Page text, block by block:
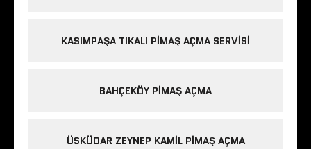
KASIMPAŞA TIKALI PIMAŞ AÇMA SERVISI
BAHÇEKÖY PIMAŞ AÇMA
ÜSKÜDAR ZEYNEP KAMIL PIMAŞ AÇMA